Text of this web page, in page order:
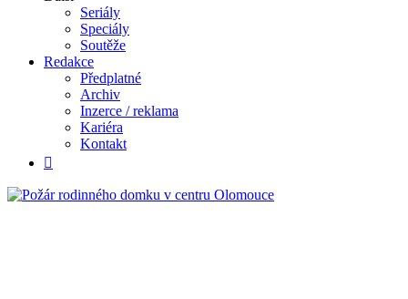
Seriály
Speciály
Soutěže
Redakce
Předplatné
Archiv
Inzerce / reklama
Kariéra
Kontakt